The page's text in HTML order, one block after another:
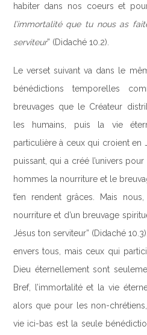
habiter dans nos coeurs et
l’immortalité que tu nous as
serviteur” (Didaché 10.2).
Le verset suivant va dans le
bénédictions temporelles
breuvages que le Créateur
les humains, puis la vie
particulière à ceux qui croient en
puissant, qui a créé l’univers
hommes la nourriture et le
t’en rendent grâces. Mais
nourriture et d’un breuvage
Jésus ton serviteur” (Didaché
envers tous, mais ceux qui
Dieu éternellement sont
Bref, l’immortalité et la vie
alors que pour les non-
vie ici-bas est la seule